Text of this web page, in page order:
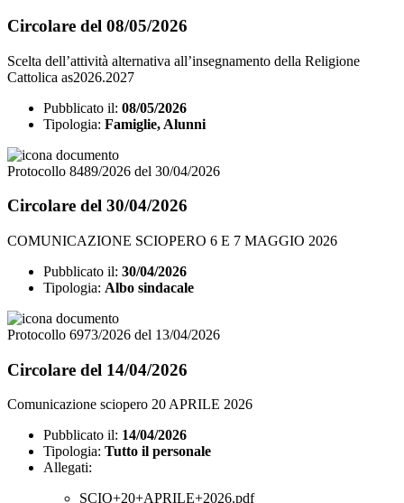
Circolare del 08/05/2026
Scelta dell’attività alternativa all’insegnamento della Religione
Cattolica as2026.2027
Pubblicato il: 08/05/2026
Tipologia: Famiglie, Alunni
Protocollo 8489/2026 del 30/04/2026
Circolare del 30/04/2026
COMUNICAZIONE SCIOPERO 6 E 7 MAGGIO 2026
Pubblicato il: 30/04/2026
Tipologia: Albo sindacale
Protocollo 6973/2026 del 13/04/2026
Circolare del 14/04/2026
Comunicazione sciopero 20 APRILE 2026
Pubblicato il: 14/04/2026
Tipologia: Tutto il personale
Allegati:
SCIO+20+APRILE+2026.pdf